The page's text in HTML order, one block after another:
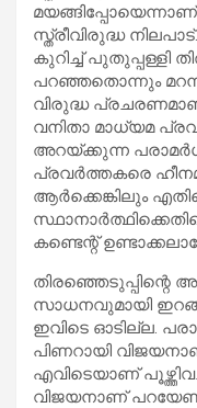
സ്ത്രീവിരുദ്ധ
കുറിച്ച് പുതുപ്പള്ളി
പറഞ്ഞതൊന്നും
വിരുദ്ധ
വനിതാ മാധ്യമ
അറയ്ക്കുന്ന
പ്രവര്‍ത്തകരെ
ആര്‍ക്കെങ്കിലും
കണ്ടെന്റ്
സാധനവുമായി
ഇവിടെ ഓടില്ല.
പിണറായി
എവിടെയാണ്
വിജയനാണ്